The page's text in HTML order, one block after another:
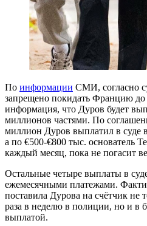
По информации СМИ, согласно
запрещено покидать Францию до
информация, что Дуров будет
миллионов частями. По
миллион Дуров выплатил в суде
а по €500-€800 тыс. основатель
каждый месяц, пока не погасит
Остальные четыре выплаты в
ежемесячными платежами.
поставила Дурова на счётчик не
раза в неделю в полиции, но и в
выплатой.